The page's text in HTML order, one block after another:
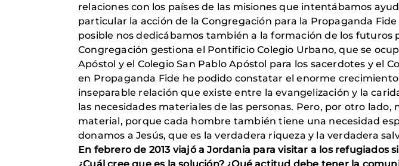
relaciones con los países de las misiones que intentábamos
particular la acción de la Congregación para la Propaganda
posible nos dedicábamos también a la formación de los futuros
Congregación gestiona el Pontificio Colegio Urbano, que se
Apóstol y el Colegio San Pablo Apóstol para los sacerdotes y el
en Propaganda Fide he podido constatar el enorme
inseparable relación que existe entre la evangelización y la
las necesidades materiales de las personas. Pero, por otro
material, porque cada hombre también tiene una necesidad
donamos a Jesús, que es la verdadera riqueza y la verdadera
En febrero de 2013 viajó a Jordania para visitar a los refugiados